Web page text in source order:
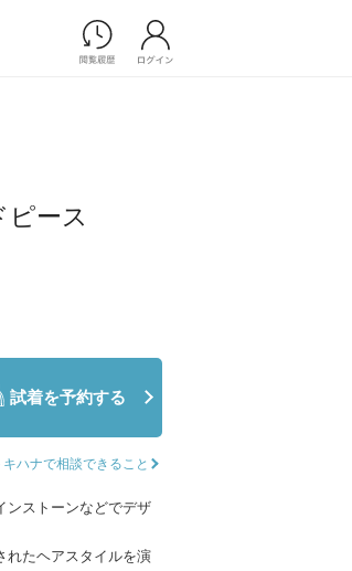
写真
ーショップ一覧
ース
試着を予約する
キハナで相談できること
ンストーンなどでデザ
れたヘアスタイルを演